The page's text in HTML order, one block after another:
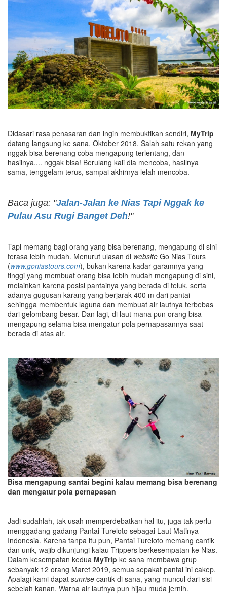
Didasari rasa penasaran dan ingin membuktikan sendiri, MyTrip
datang langsung ke sana, Oktober 2018. Salah satu rekan yang
nggak bisa berenang coba mengapung terlentang, dan
hasilnya.... nggak bisa! Berulang kali dia mencoba, hasilnya
sama, tenggelam terus, sampai akhirnya lelah mencoba.
Baca juga: "Jalan-Jalan ke Nias Tapi Nggak ke
Pulau Asu Rugi Banget Deh!"
Tapi memang bagi orang yang bisa berenang, mengapung di sini
terasa lebih mudah. Menurut ulasan di website Go Nias Tours
(www.goniastours.com), bukan karena kadar garamnya yang
tinggi yang membuat orang bisa lebih mudah mengapung di sini,
melainkan karena posisi pantainya yang berada di teluk, serta
adanya gugusan karang yang berjarak 400 m dari pantai
sehingga membentuk laguna dan membuat air lautnya terbebas
dari gelombang besar. Dan lagi, di laut mana pun orang bisa
mengapung selama bisa mengatur pola pernapasannya saat
berada di atas air.
Bisa mengapung santai begini kalau memang bisa berenang
dan mengatur pola pernapasan
Jadi sudahlah, tak usah memperdebatkan hal itu, juga tak perlu
menggadang-gadang Pantai Tureloto sebagai Laut Matinya
Indonesia. Karena tanpa itu pun, Pantai Tureloto memang cantik
dan unik, wajib dikunjungi kalau Trippers berkesempatan ke Nias.
Dalam kesempatan kedua MyTrip ke sana membawa grup
sebanyak 12 orang Maret 2019, semua sepakat pantai ini cakep.
Apalagi kami dapat sunrise cantik di sana, yang muncul dari sisi
sebelah kanan. Warna air lautnya pun hijau muda jernih.